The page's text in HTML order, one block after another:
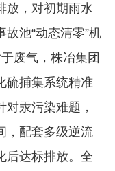
放，对初期雨水
池“动态清零”机
废气，株冶集团
硫捕集系统精准
汞污染难题，
，配套多级逆流
后达标排放。全